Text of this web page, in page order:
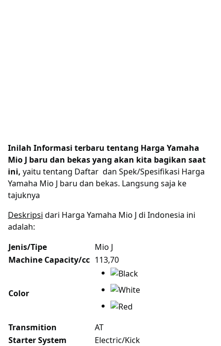
Inilah Informasi terbaru tentang Harga Yamaha
Mio J baru dan bekas yang akan kita bagikan saat
ini, yaitu tentang Daftar dan Spek/Spesifikasi Harga
Yamaha Mio J baru dan bekas. Langsung saja ke
tajuknya
Deskripsi dari Harga Yamaha Mio J di Indonesia ini
adalah:
Jenis/Tipe
Mio J
Machine Capacity/cc 113,70
Color
Transmition
AT
Starter System
Electric/Kick